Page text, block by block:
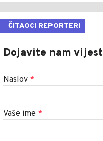
ČITAOCI REPORTERI
Dojavite nam vijest
Naslov *
Vaše ime *